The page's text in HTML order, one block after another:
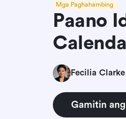
Mga Paghahambing
Paano
Fecilia Clarke
Gamitin